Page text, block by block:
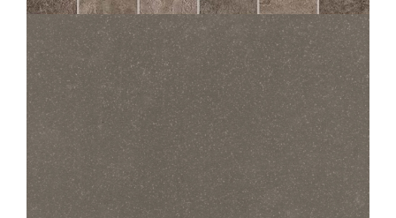
30X30
STANDARD EVOLUTION
400 EVOLUTION BRUN